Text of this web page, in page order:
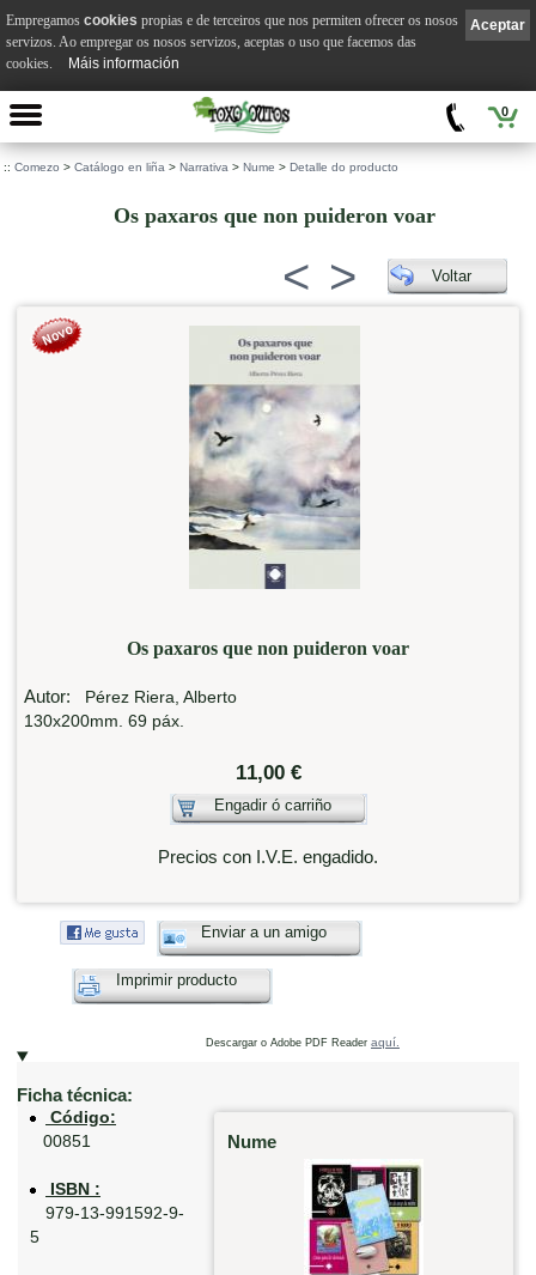
0
:: Comezo > Catálogo en liña > Narrativa > Nume > Detalle do producto
Os paxaros que non puideron voar
< > Voltar
Os paxaros que non puideron voar
Autor:
Pérez Riera, Alberto
130x200mm. 69 páx.
11,00 €
Engadir ó carriño
Precios con I.V.E. engadido.
Enviar a un amigo
Imprimir producto
Descargar o Adobe PDF Reader aquí.
Ficha técnica:
Nume
Código:
00851
ISBN :
979-13-991592-9-
5
Aceptar
Empregamos cookies propias e de terceiros que nos permiten ofrecer os nosos
servizos. Ao empregar os nosos servizos, aceptas o uso que facemos das
cookies.
Máis información